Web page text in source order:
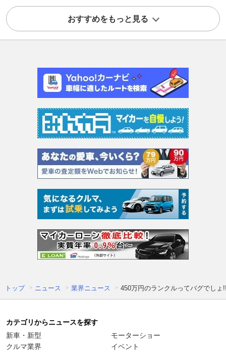
おすすめをもっと見る
トップ ニュース 業界ニュース 450万円のランクルってバグでしょ
カテゴリからニュースを探す
新車・新型
クルマ業界
モーターショー
イベント